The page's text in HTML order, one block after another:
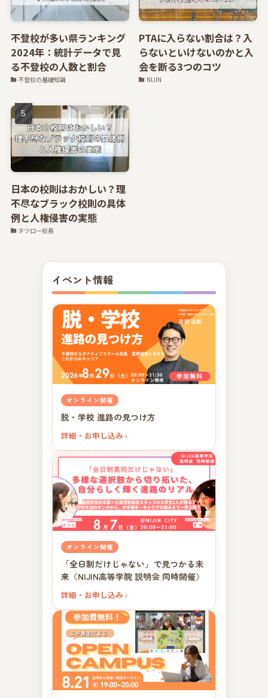
不登校が多い県ランキング
2024年：統計データで見
る不登校の人数と割合
不登校の基礎知識
PTAに入らない割合は？入
らないといけないのかと入
会を断る3つのコツ
NIJIN
日本の校則はおかしい？理
不尽なブラック校則の具体
例と人権侵害の実態
タツロー校長
イベント情報
オンライン開催
脱・学校 進路の見つけ方
詳細・お申し込み ›
オンライン開催
「全日制だけじゃない」で見つかる未
来〈NIJIN高等学院 説明会 同時開催〉
詳細・お申し込み ›